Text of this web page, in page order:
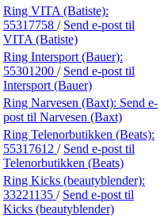
Ring VITA (Batiste):
55317758 / Send e-post til
VITA (Batiste)
Ring Intersport (Bauer):
55301200 / Send e-post til
Intersport (Bauer)
Ring Narvesen (Baxt): Send e-
post til Narvesen (Baxt)
Ring Telenorbutikken (Beats):
55317612 / Send e-post til
Telenorbutikken (Beats)
Ring Kicks (beautyblender):
33221135 / Send e-post til
Kicks (beautyblender)